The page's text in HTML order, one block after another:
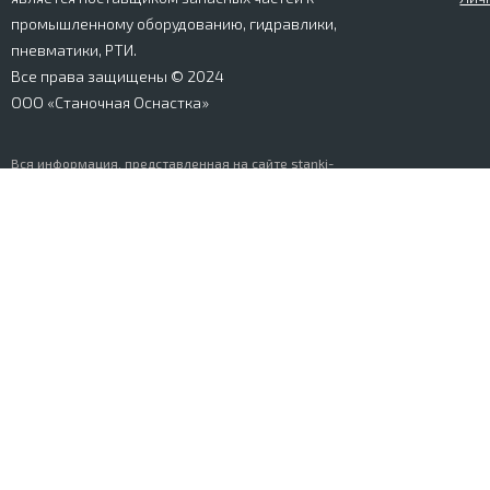
промышленному оборудованию, гидравлики,
пневматики, РТИ.
Все права защищены © 2024
ООО «Станочная Оснастка»
Вся информация, представленная на сайте stanki-